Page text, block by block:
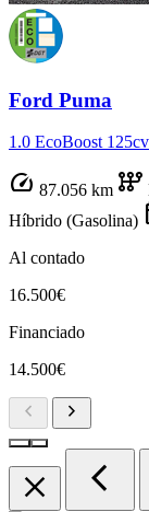
Ford Puma
1.0 EcoBoost
speed 87.056 km auto_transmission
Híbrido (Gasolina)
Al contado
16.500€
Financiado
14.500€
chevron_left chevron_right
close chevron_left